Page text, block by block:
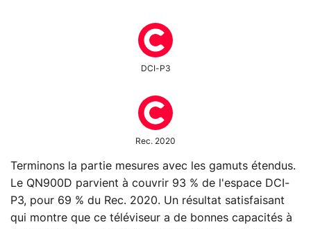
DCI-P3
Rec. 2020
Terminons la partie mesures avec les gamuts étendus.
Le QN900D parvient à couvrir 93 % de l'espace DCI-
P3, pour 69 % du Rec. 2020. Un résultat satisfaisant
qui montre que ce téléviseur a de bonnes capacités à